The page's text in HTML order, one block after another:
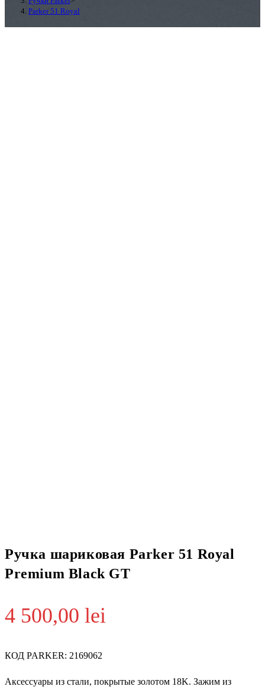
Parker 51 Royal
Ручка шариковая Parker 51 Royal
Premium Black GT
4 500,00 lei
КОД PARKER: 2169062
Аксессуары из стали, покрытые золотом 18K. Зажим из